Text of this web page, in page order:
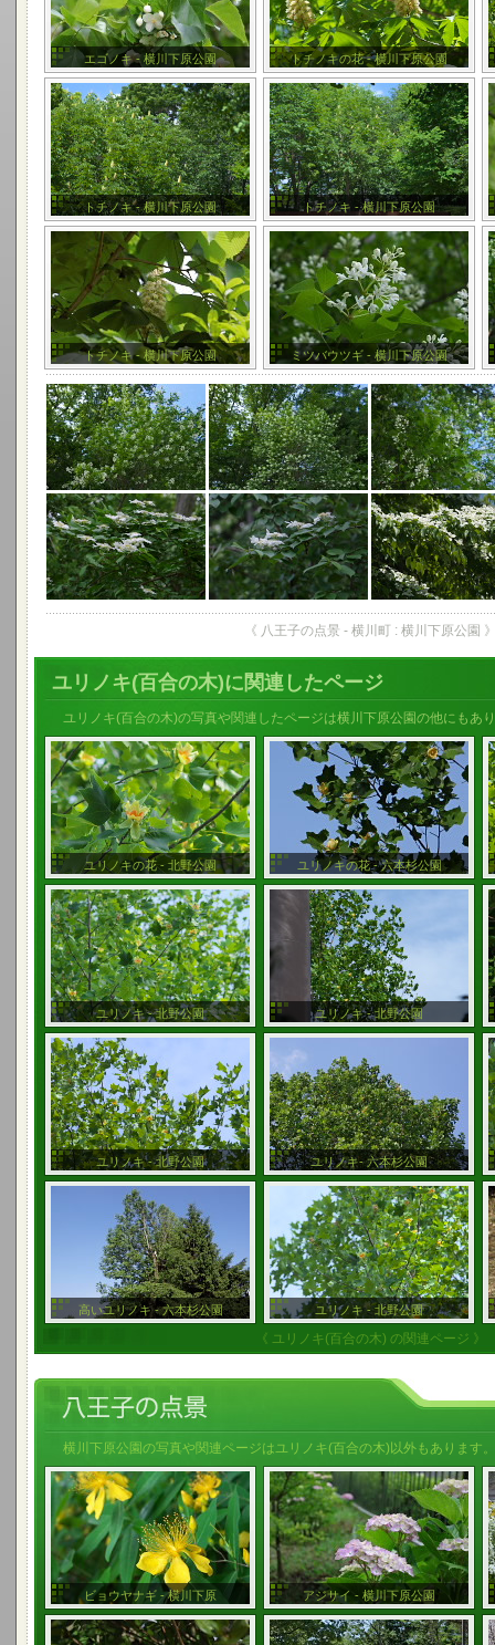
エゴノキ - 横川下原公園 トチノキの花 - 横川下原公園
トチノキ - 横川下原公園 トチノキ - 横川下原公園
トチノキ - 横川下原公園 ミツバウツギ - 横川下原公園
《 八王子の点景 - 横川町 : 横川下原公園
ユリノキ(百合の木)に関連したページ
ユリノキ(百合の木)の写真や関連したページは横川下原公園の他にもあ
ユリノキの花 - 北野公園 ユリノキの花 - 六本杉公園
ユリノキ - 北野公園 ユリノキ - 北野公園
ユリノキ - 北野公園 ユリノキ- 六本杉公園
高いユリノキ - 六本杉公園 ユリノキ - 北野公園
《 ユリノキ(百合の木) の関連ページ 》
横川下原公園の写真や関連ページはユリノキ(百合の木)以外もあります。
ビョウヤナギ - 横川下原 アジサイ - 横川下原公園